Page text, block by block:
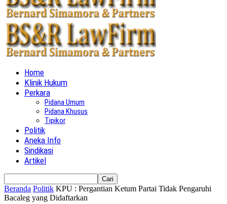
Home
Klinik Hukum
Perkara
Pidana Umum
Pidana Khusus
Tipikor
Politik
Aneka Info
Sindikasi
Artikel
Beranda Politik KPU : Pergantian Ketum Partai Tidak Pengaruhi
Bacaleg yang Didaftarkan